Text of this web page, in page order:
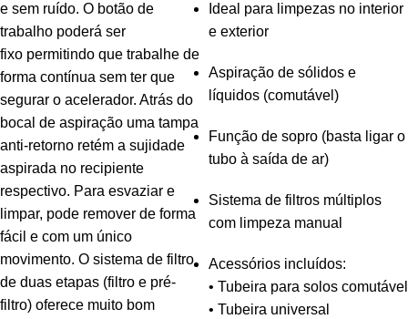
e sem ruído. O botão de
trabalho poderá ser
fixo permitindo que trabalhe de
forma contínua sem ter que
segurar o acelerador. Atrás do
bocal de aspiração uma tampa
anti-retorno retém a sujidade
aspirada no recipiente
respectivo. Para esvaziar e
limpar, pode remover de forma
fácil e com um único
movimento. O sistema de filtro
de duas etapas (filtro e pré-
filtro) oferece muito bom
Ideal para limpezas no interior
e exterior
Aspiração de sólidos e
líquidos (comutável)
Função de sopro (basta ligar o
tubo à saída de ar)
Sistema de filtros múltiplos
com limpeza manual
Acessórios incluídos:
• Tubeira para solos comutável
• Tubeira universal